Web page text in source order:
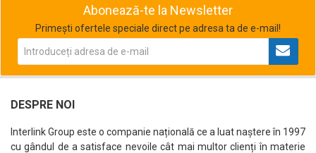
Abonează-te la Newsletter
Primești ofertele speciale direct pe adresa ta de e-mail!
DESPRE NOI
Interlink Group este o companie națională ce a luat naștere în 1997
cu gândul de a satisface nevoile cât mai multor clienți în materie